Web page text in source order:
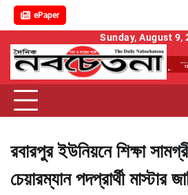
ePaper
content
Sunday, August 9,
রবারপুর ইউনিয়নে শিক্ষা
চেয়ারম্যান পদপ্রার্থী মাস্টার